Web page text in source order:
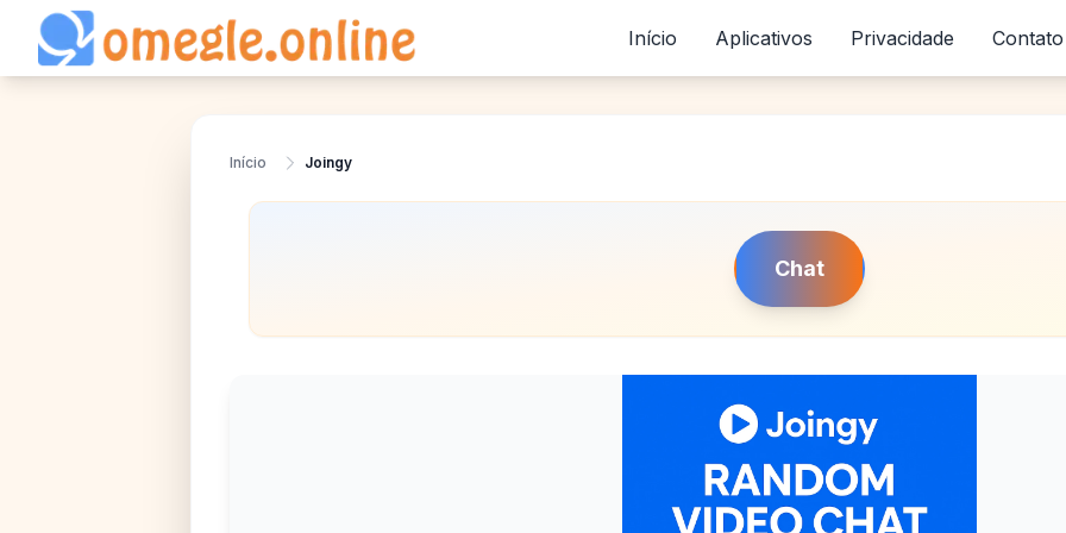
Início Aplicativos Privacidade Contato
Início Joingy
Chat